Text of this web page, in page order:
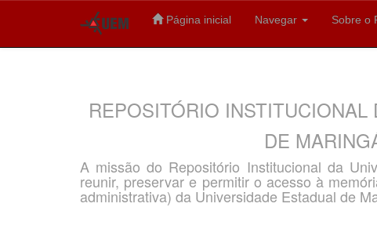
Página inicial Navegar Sobre o
REPOSITÓRIO
DE
A missão do Repositório Institucional da
reunir, preservar e permitir o acesso à
administrativa) da Universidade Estadual de